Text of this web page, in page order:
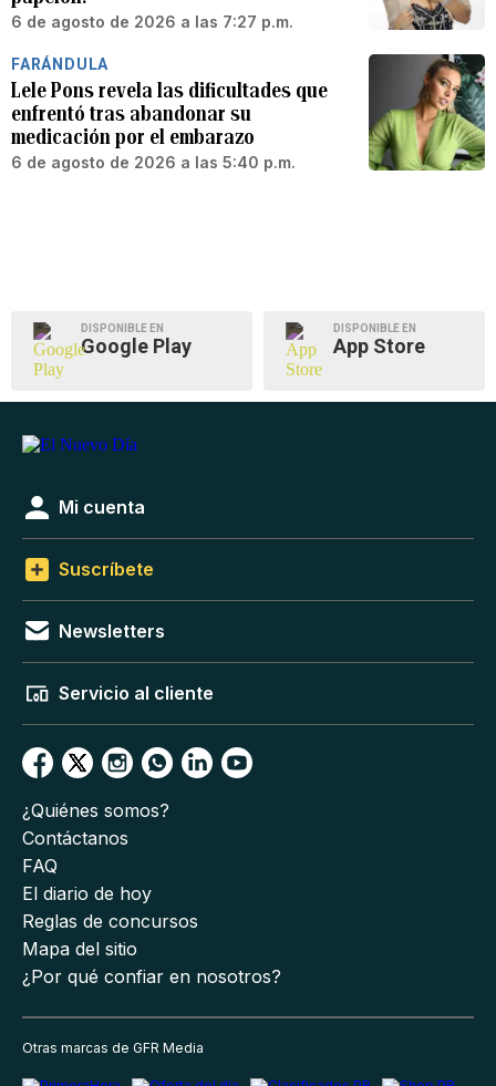
6 de agosto de 2026 a las 7:27 p.m.
FARÁNDULA
Lele Pons revela las dificultades que
enfrentó tras abandonar su
medicación por el embarazo
6 de agosto de 2026 a las 5:40 p.m.
DISPONIBLE EN
Google Play
DISPONIBLE EN
App Store
Mi cuenta
Suscríbete
Newsletters
Servicio al cliente
¿Quiénes somos?
Contáctanos
FAQ
El diario de hoy
Reglas de concursos
Mapa del sitio
¿Por qué confiar en nosotros?
Otras marcas de GFR Media